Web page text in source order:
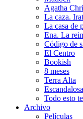
Agatha
La caza.
La casa de
Ena. La
Código de
El Centro
Bookish
8 meses
Terra Alta
Todo esto
Archivo
Películas